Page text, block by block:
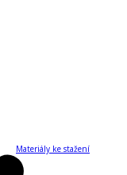
Materiály ke stažení